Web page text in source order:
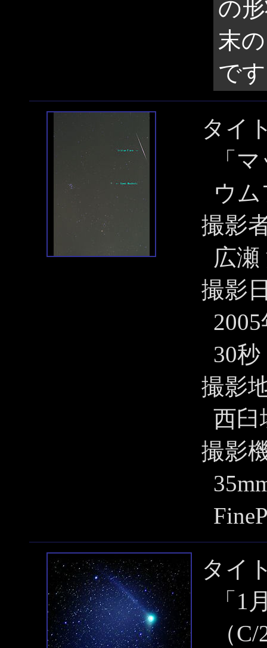
の
末
で
タイ
「
ウ
撮影
広瀬
撮影
30秒
撮影
西臼
撮影
タイ
「1
（